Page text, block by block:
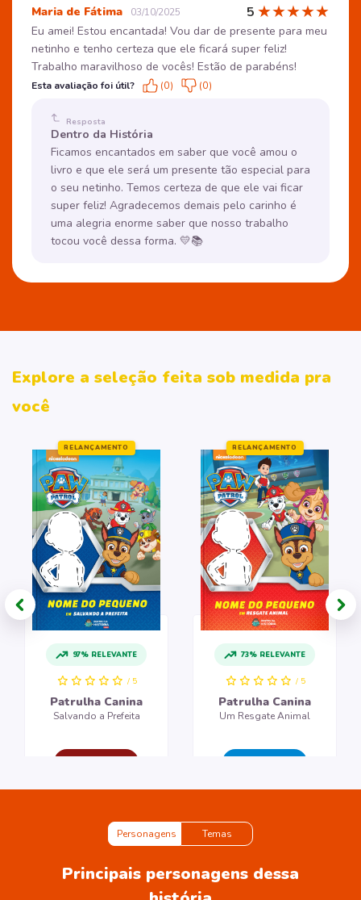
Maria de Fátima 03/10/2025 5 ★★★★★
Eu amei! Estou encantada! Vou dar de presente para meu
netinho e tenho certeza que ele ficará super feliz!
Trabalho maravilhoso de vocês! Estão de parabéns!
Esta avaliação foi útil? (0) (0)
Resposta
Dentro da História
Ficamos encantados em saber que você amou o
livro e que ele será um presente tão especial para
o seu netinho. Temos certeza de que ele vai ficar
super feliz! Agradecemos demais pelo carinho é
uma alegria enorme saber que nosso trabalho
tocou você dessa forma. 💛📚
Explore a seleção feita sob medida pra
você
97% RELEVANTE
/ 5
Patrulha Canina
Salvando a Prefeita
RELANÇAMENTO
73% RELEVANTE
/ 5
Patrulha Canina
Um Resgate Animal
RELANÇAMENTO
Personagens Temas
Principais personagens dessa